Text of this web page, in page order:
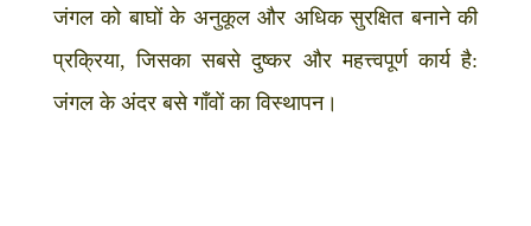
जंगल को बाघों के अनुकूल और अधिक सुरक्षित बनाने की
प्रक्रिया, जिसका सबसे दुष्कर और महत्त्वपूर्ण कार्य है:
जंगल के अंदर बसे गाँवों का विस्थापन।